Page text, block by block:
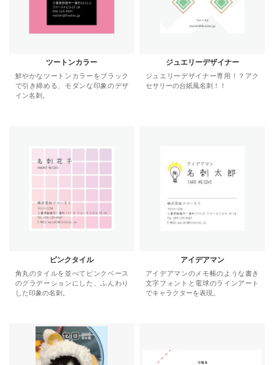
ツートンカラー
鮮やかなツートンカラーをブラック
で引き締める、モダンな印象のデザ
イン名刺。
ジュエリーデザイナー
ジュエリーデザイナー専用！？アク
セサリーの台紙風名刺！！
ピンクタイル
角丸のタイルを並べてピンクベース
のグラデーションにした、ふんわり
した印象の名刺。
アイデアマン
アイデアマンのメモ帳のような書き
文字フォントと電球のラインアート
でキャラクターを表現。